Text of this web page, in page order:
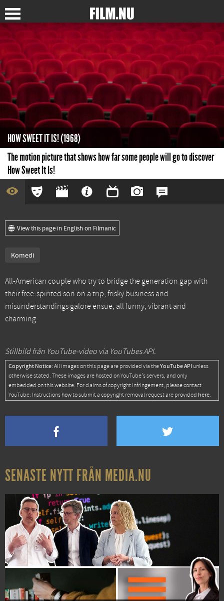
HOW SWEET IT IS! (1968)
The motion picture that shows how far some people will go to discover
How Sweet It Is!
View this page in English on Filmanic
Komedi
All-American couple who try to bridge the generation gap with
their free-spirited son on a trip, frisky business and
misunderstandings galore ensue, all funny, vibrant and
charming.
Stillbild från YouTube-video via YouTubes API.
Copyright Notice: All images on this page are provided via theYouTube API unless
otherwise stated. These images are hosted on YouTube's servers, and only
embedded on this website. For claims of copyright infringement, please contact
YouTube. Instructions how to submit a copyright removal request are provided here.
SENASTE NYTT FRÅN MEDIA.NU